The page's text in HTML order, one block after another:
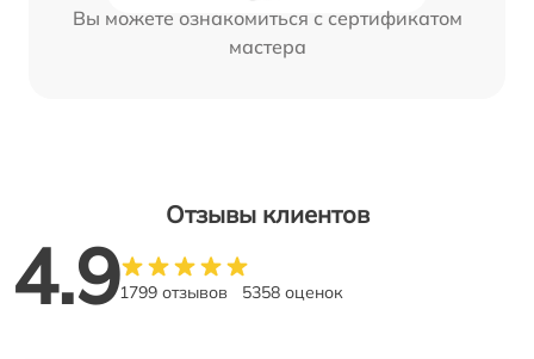
Вы можете ознакомиться с сертификатом
мастера
Отзывы клиентов
4.91799 отзывов 5358 оценок